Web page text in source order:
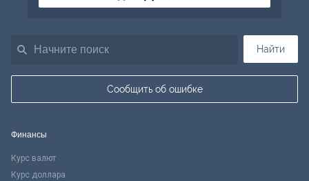
Найти
Сообщить об ошибке
Финансы
Курс валют
Курс доллара